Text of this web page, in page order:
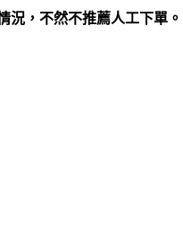
況，不然不推薦人工下單。